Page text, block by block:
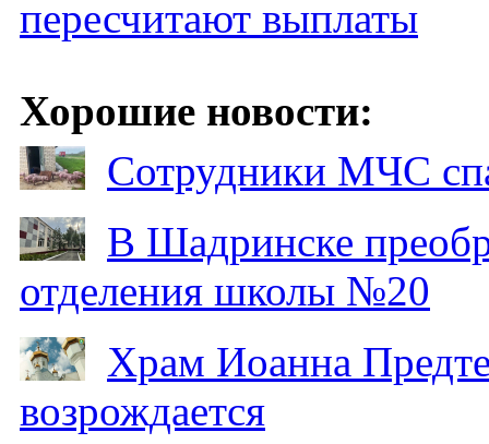
пересчитают выплаты
Хорошие новости:
Сотрудники МЧС
В Шадринске
отделения школы №20
Храм Иоанна
возрождается